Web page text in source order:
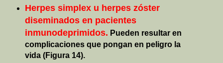
Herpes simplex u herpes zóster
diseminados en pacientes
inmunodeprimidos. Pueden resultar en
complicaciones que pongan en peligro la
vida (Figura 14).